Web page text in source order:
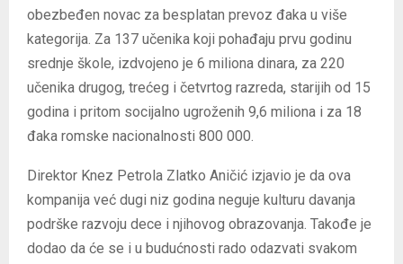
obezbeđen novac za besplatan prevoz đaka u više
kategorija. Za 137 učenika koji pohađaju prvu godinu
srednje škole, izdvojeno je 6 miliona dinara, za 220
učenika drugog, trećeg i četvrtog razreda, starijih od 15
godina i pritom socijalno ugroženih 9,6 miliona i za 18
đaka romske nacionalnosti 800 000.
Direktor Knez Petrola Zlatko Aničić izjavio je da ova
kompanija već dugi niz godina neguje kulturu davanja
podrške razvoju dece i njihovog obrazovanja. Takođe je
dodao da će se i u budućnosti rado odazvati svakom